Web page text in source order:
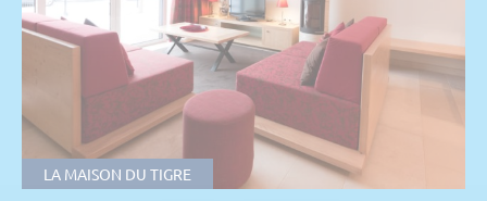
LA MAISON DU TIGRE